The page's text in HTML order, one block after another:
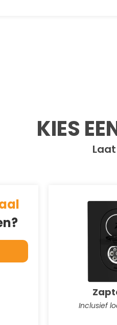
KIES
Inclusief